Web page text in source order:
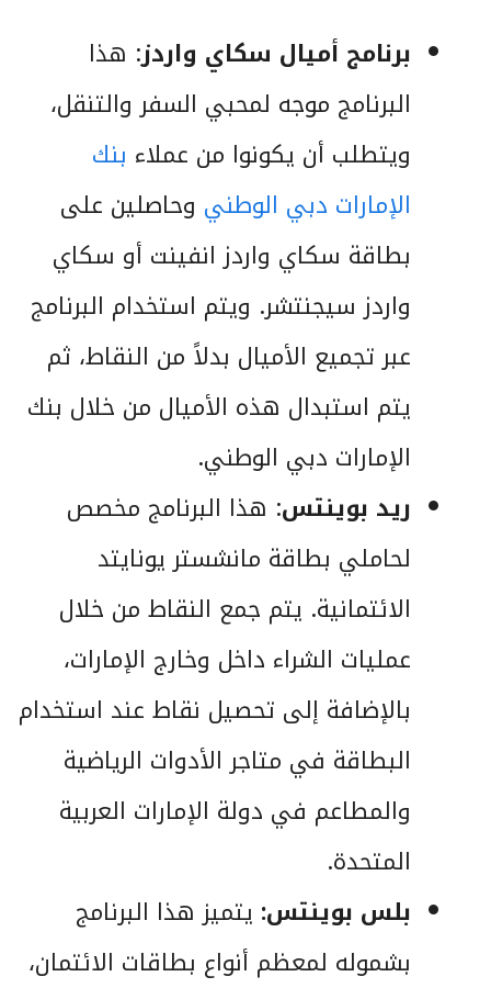
برنامج أميال سكاي واردز: هذا
البرنامج موجه لمحبي السفر والتنقل،
ويتطلب أن يكونوا من عملاء بنك
الإمارات دبي الوطني وحاصلين على
بطاقة سكاي واردز انفينت أو سكاي
واردز سيجنتشر. ويتم استخدام البرنامج
عبر تجميع الأميال بدلاً من النقاط، ثم
يتم استبدال هذه الأميال من خلال بنك
الإمارات دبي الوطني.
ريد بوينتس: هذا البرنامج مخصص
لحاملي بطاقة مانشستر يونايتد
الائتمانية. يتم جمع النقاط من خلال
عمليات الشراء داخل وخارج الإمارات،
بالإضافة إلى تحصيل نقاط عند استخدام
البطاقة في متاجر الأدوات الرياضية
والمطاعم في دولة الإمارات العربية
المتحدة.
بلس بوينتس: يتميز هذا البرنامج
بشموله لمعظم أنواع بطاقات الائتمان،